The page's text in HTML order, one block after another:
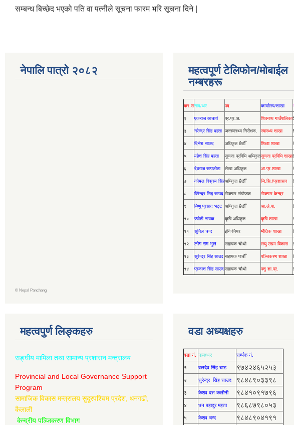
सम्बन्ध बिच्छेद भएको पति वा पत्नीले सूचना फारम भरि सूचना दिने |
नेपालि पात्रो २०८२
© Nepal Panchang
महत्वपूर्ण टेलिफोन/मोबाईल
नम्बरहरू
क्र.सनाम/थर पद कार्यालय/शाखा
२ एकराज आचार्य प्र.प्र.अ. शिवनाथ गाउँपालिका
३ नरेन्द्र सिंह महता जनस्वास्थ्य निरीक्षक. स्वास्थ्य शाखा
४ दिनेश साउद अधिकृत छैटौँ शिक्षाा शाखा
५ महेश सिंह महता सूचना प्रविधि अधिकृतसूचना प्रविधि शाखा
६ देवराज सापकोटा लेखा अधिकृत आ.प्र.शाखा
७ कोमल विक्रम सिंहअधिकृत छैठौँ जि.सि./प्रशासन
८ विरेन्द्र सिह साउद रोजगार संयोजक रोजगार केन्द्र
९ बिष्णु प्रसाद भट्ट अधिकृत छैठौँ आ.ले.पा.
१० ज्योती नायक कृषि अधिकृत कृषि शाखा
११ सुनिल चन्द ईन्जिनियर भौतिक शाखा
१२ लोग राम भुल सहायक चोथो लघु उद्यम विकास
१३ सुरेन्द्र सिंह साउद सहायक पाचौँ पञ्जिकरण शाखा
१४ प्रकाश सिंह साउद सहायक चौथो पशु शा.प्र.
महत्वपुर्ण लिङ्कहरु
सङ्घीय मामिला तथा सामान्य प्रशासन मन्त्रालय
Provincial and Local Governance Support
Program
सामाजिक विकास मन्त्रालय सुदूरपश्चिम प्रदेश, धनगढी,
कैलाली
केन्द्रीय पञ्जिकरण विभाग
वडा अध्यक्षहरु
वडा नं. नाम/थर सर्म्पक नं.
१ बलदेव सिंह चाड ९७४२४६५२५३
२ सुरेन्द्र सिंह साउद ९८४८९०३३९८
३ केशव दत्त कलौनी ९८४१०९१७९६
४ धन बहादुर महता ९८६८७९८०५३
५ केशव चन्द ९८४८९०४१९१